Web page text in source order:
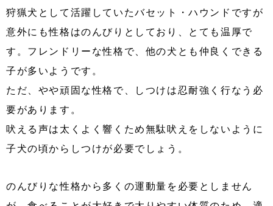
狩猟犬として活躍していたバセット・ハウンドですが
意外にも性格はのんびりとしており、とても温厚で
す。フレンドリーな性格で、他の犬とも仲良くできる
子が多いようです。
ただ、やや頑固な性格で、しつけは忍耐強く行なう必
要があります。
吠える声は太くよく響くため無駄吠えをしないように
子犬の頃からしつけが必要でしょう。
のんびりな性格から多くの運動量を必要としません